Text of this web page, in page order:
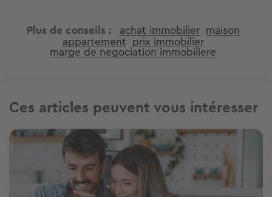
Plus de conseils achat immobilier maison
appartement prix immobilier
marge de negociation immobiliere
Ces articles peuvent vous intéresser
Image